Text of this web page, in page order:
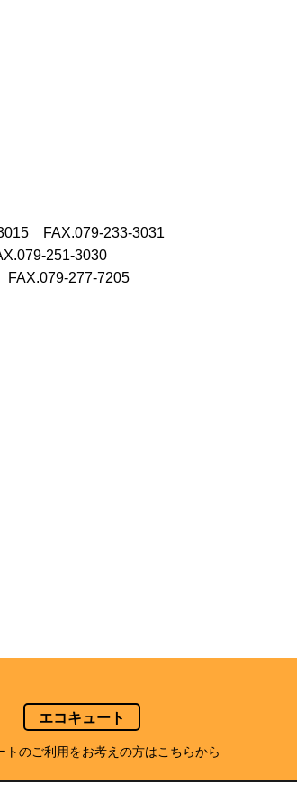
FAX.079-233-3031
251-3030
277-7205
エコキュート
トのご利用をお考えの方はこちらから